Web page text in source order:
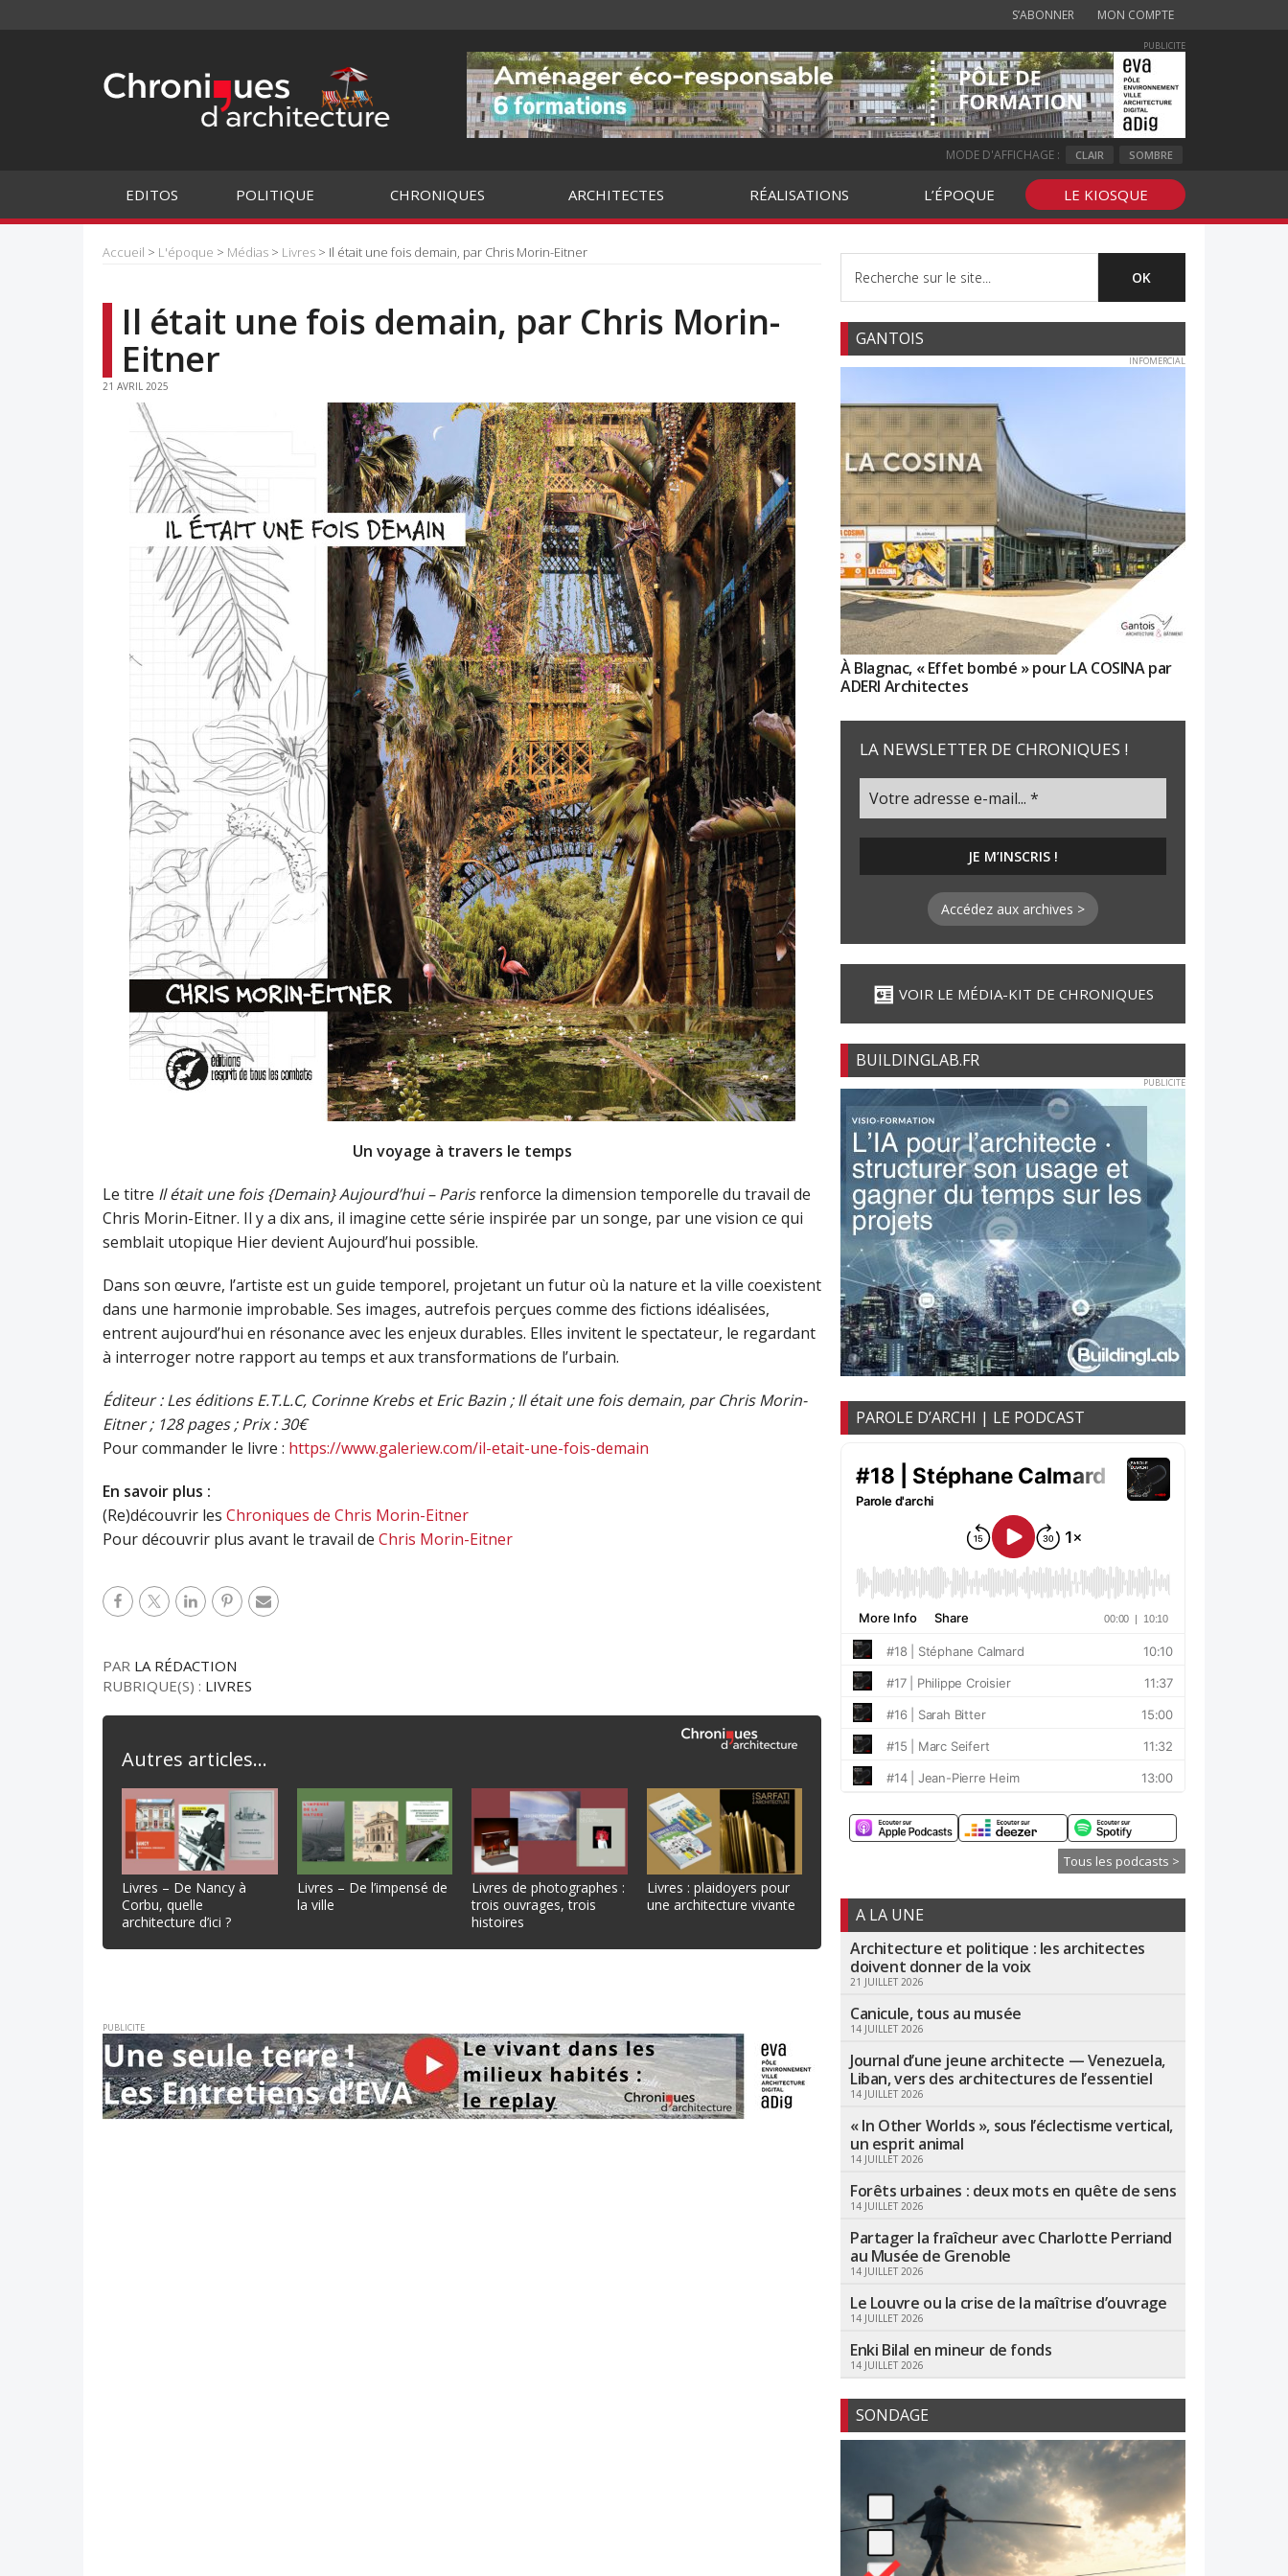
S’ABONNER MON COMPTE
PUBLICITE
MODE D'AFFICHAGE : CLAIR SOMBRE
EDITOS POLITIQUE CHRONIQUES ARCHITECTES RÉALISATIONS L’ÉPOQUE LE KIOSQUE
Accueil > L'époque > Médias > Livres > Il était une fois demain, par Chris Morin-Eitner
Il était une fois demain, par Chris Morin-
Eitner
21 AVRIL 2025
Un voyage à travers le temps
Le titre Il était une fois {Demain} Aujourd’hui – Parisrenforce la dimension temporelle du travail de
Chris Morin-Eitner. Il y a dix ans, il imagine cette série inspirée par un songe, par une vision ce qui
semblait utopique Hier devient Aujourd’hui possible.
Dans son œuvre, l’artiste est un guide temporel, projetant un futur où la nature et la ville coexistent
dans une harmonie improbable. Ses images, autrefois perçues comme des fictions idéalisées,
entrent aujourd’hui en résonance avec les enjeux durables. Elles invitent le spectateur, le regardant
à interroger notre rapport au temps et aux transformations de l’urbain.
Éditeur : Les éditions E.T.L.C, Corinne Krebs et Eric Bazin ; Il était une fois demain, par Chris Morin-
Eitner ; 128 pages ; Prix : 30€
Pour commander le livre : https://www.galeriew.com/il-etait-une-fois-demain
En savoir plus :
(Re)découvrir les Chroniques de Chris Morin-Eitner
Pour découvrir plus avant le travail de Chris Morin-Eitner
PAR LA RÉDACTION
RUBRIQUE(S) : LIVRES
Autres articles...
Livres – De Nancy à
Corbu, quelle
architecture d’ici ?
Livres – De l’impensé de
la ville
Livres de photographes :
trois ouvrages, trois
histoires
Livres : plaidoyers pour
une architecture vivante
PUBLICITE
GANTOIS
INFOMERCIAL
À Blagnac, « Effet bombé » pour LA COSINA par
ADERI Architectes
LA NEWSLETTER DE CHRONIQUES !
Accédez aux archives >
VOIR LE MÉDIA-KIT DE CHRONIQUES
BUILDINGLAB.FR
PUBLICITE
PAROLE D’ARCHI | LE PODCAST
Tous les podcasts >
A LA UNE
Architecture et politique : les architectes
doivent donner de la voix
21 JUILLET 2026
Canicule, tous au musée
14 JUILLET 2026
Journal d’une jeune architecte — Venezuela,
Liban, vers des architectures de l’essentiel
14 JUILLET 2026
« In Other Worlds », sous l’éclectisme vertical,
un esprit animal
14 JUILLET 2026
Forêts urbaines : deux mots en quête de sens
14 JUILLET 2026
Partager la fraîcheur avec Charlotte Perriand
au Musée de Grenoble
14 JUILLET 2026
Le Louvre ou la crise de la maîtrise d’ouvrage
14 JUILLET 2026
Enki Bilal en mineur de fonds
14 JUILLET 2026
SONDAGE